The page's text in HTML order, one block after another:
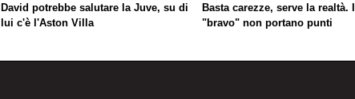
David potrebbe salutare la Juve, su di
lui c'è l'Aston Villa
Basta carezze, serve la realtà. I
"bravo" non portano punti